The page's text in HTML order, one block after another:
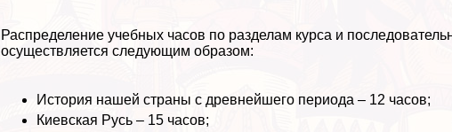
Распределение учебных часов по разделам курса и
осуществляется следующим образом:
История нашей страны с древнейшего периода – 12 часов;
Киевская Русь – 15 часов;